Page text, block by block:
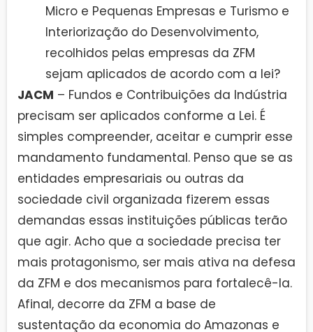
Micro e Pequenas Empresas e Turismo e
Interiorização do Desenvolvimento,
recolhidos pelas empresas da ZFM
sejam aplicados de acordo com a lei?
JACM – Fundos e Contribuições da Indústria
precisam ser aplicados conforme a Lei. É
simples compreender, aceitar e cumprir esse
mandamento fundamental. Penso que se as
entidades empresariais ou outras da
sociedade civil organizada fizerem essas
demandas essas instituições públicas terão
que agir. Acho que a sociedade precisa ter
mais protagonismo, ser mais ativa na defesa
da ZFM e dos mecanismos para fortalecê-la.
Afinal, decorre da ZFM a base de
sustentação da economia do Amazonas e